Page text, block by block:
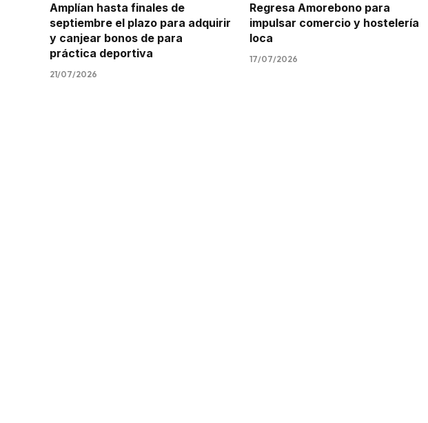
Amplían hasta finales de
septiembre el plazo para adquirir
y canjear bonos de para
práctica deportiva
21/07/2026
Regresa Amorebono para
impulsar comercio y hostelería
loca
17/07/2026